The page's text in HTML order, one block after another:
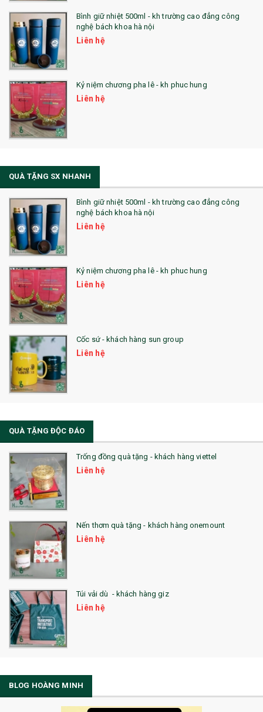
Bình giữ nhiệt 500ml - kh trường cao đẳng công
nghệ bách khoa hà nội
Liên hệ
Kỷ niệm chương pha lê - kh phuc hung
Liên hệ
QUÀ TẶNG SX NHANH
Bình giữ nhiệt 500ml - kh trường cao đẳng công
nghệ bách khoa hà nội
Liên hệ
Kỷ niệm chương pha lê - kh phuc hung
Liên hệ
Cốc sứ - khách hàng sun group
Liên hệ
QUÀ TẶNG ĐỘC ĐÁO
Trống đồng quà tặng - khách hàng viettel
Liên hệ
Nến thơm quà tặng - khách hàng onemount
Liên hệ
Túi vải dù - khách hàng giz
Liên hệ
BLOG HOÀNG MINH